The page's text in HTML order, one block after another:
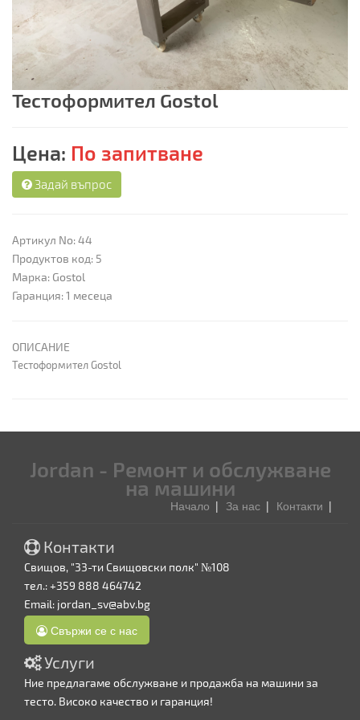
Тестоформител Gostol
Цена: По запитване
Задай въпрос
Артикул No: 44
Продуктов код: 5
Марка: Gostol
Гаранция: 1 месеца
ОПИСАНИЕ
Тестоформител Gostol
Jordan - Ремонт и обслужване
на машини
Начало За нас Контакти
Контакти
Свищов, "33-ти Свищовски полк" №108
тел.: +359 888 464742
Email: jordan_sv@abv.bg
Свържи се с нас
Услуги
Ние предлагаме обслужване и продажба на машини за
тесто. Високо качество и гаранция!